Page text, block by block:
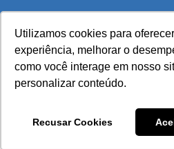
Utilizamos cookies para
experiência, melhorar o
como você interage em nosso
personalizar conteúdo.
Recusar Cookies